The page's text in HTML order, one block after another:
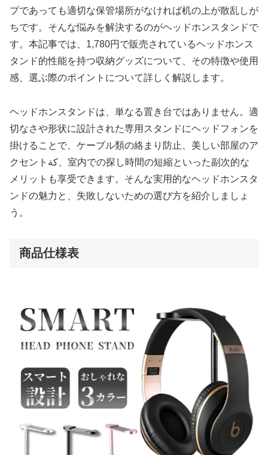
プであっても適切な保管場所がなければ机の上が散乱しが
ちです。そんな悩みを解決するのがヘッドホンスタンドで
す。本記事では、1,780円で販売されているヘッドホンス
タンド的性能を持つ収納グッズについて、その特徴や使用
感、選ぶ際のポイントについて詳しく解説します。
ヘッドホンスタンドは、単なる置き台ではありません。適
切なさや形状に設計された専用スタンドにヘッドフォンを
掛けることで、ケーブル類の絡まり防止、美しい部屋のア
クセントكة、室内での探し時間の短縮といった副次的な
メリットも享受できます。そんな実用的なヘッドホンスタ
ンドの魅力と、失敗しないための選び方を紹介しましょ
う。
商品仕様表